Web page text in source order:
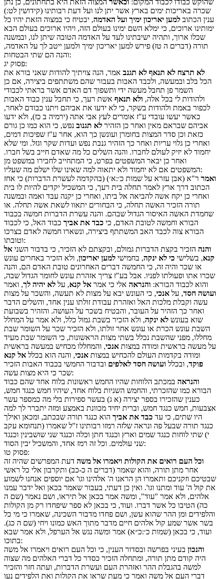
שהוקש כבודו לכבוד המקום: וכאשר המצוה הזאת היא בתחתונים, כן נתן
שכרה באריכות ימים בארץ אשר יתן לנו ועל דעת רבותינו (קידושין לט:)
ענין הכתוב למען יאריכון ימיך ועל האדמה, יבטיח כי במצוה הזאת יהיו כל
ימותינו ארוכים, כי ימלא השם ימינו בעולם הזה, ויהיו ארוכים בעולם הבא
שכלו ארוך, ותהיה ישיבתינו לעד על האדמה הטובה שיתן לנו, ובמשנה
תורה (דברים ה טז) פירש למען יאריכון ימיך ולמען ייטב לך על האדמה,
והנה הם שתי הבטחות:
פסוק יג
:
לא תרצח לא תנאף לא תגנב אמר, הנה צויתיך להודות שאני בורא את
הכל בלב ובמעשה, ולכבד האבות בעבור שהם משתתפים ביצירה, אם כן
השמר פן תחבל מעשה ידי ותשפוך דם האדם אשר בראתי לכבודי
ולהודות לי בכל אלה, ולא תנאף אשת רעך, כי תחבל ענין כבוד האבות
לכפור באמת ולהודות בשקר, כי לא ידעו את אביהם ויתנו כבודם לאחר,
כאשר יעשו עובדי ע"ז אומרים לעץ אבי אתה (ירמיה ב כז), ולא ידעו
אביהם שבראם מאין ואחר כן הזהיר לא תגנוב נפש, כי הוא כמו כן גורם
כזאת וכן סדר המצות בחומרן ועונשן כך הוא, אחר ע"ז שפיכות דמים,
ואחרי כן גלוי עריות ואחר כך הזהיר גנבת נפש ועדות שקר וגזל. ומי שלא
יחמוד לא יזיק לעולם לחברו. והנה השלים כל מה שאדם חייב בשל חברו.
ואחר כן יבאר המשפטים בפרט, כי המתחייב לחבירו במשפט מן
המשפטים אם לא יחמוד ולא יתאוה למה שאינו שלו ישלם מה שעליו:
ואמר ר"א (אבן עזרא על שמות כ׳:א׳) (בהקדמה לעשרת הדברות) כי אחז
הכתוב דרך ארץ לאמר תחלה בית רעך, כי המשכיל יקדים להיות לו בית
ואחרי כן יקח אשה להביאה אל ביתו, ואחרי כן יקנה עבד ואמה ובמשנה
תורה הזכיר האשה תחלה, כי הבחורים יתאוו לשאת אשה תחלה. או
שחמדת האשה האיסור הגדול שבהם. והנה עשרת הדברות חמשה בכבוד
הבורא וחמשה לטובת האדם, כי כבד את אביך כבוד האל, כי לכבוד
הבורא צוה לכבד האב המשתתף ביצירה, ונשארו חמשה לאדם בצרכו
וטובתו:
והנה הזכיר בקצת הדברות גמולם, ובקצתם לא הזכיר, כי בדבור השני אל
קנא, בשלישי כי לא ינקה, בחמישי למען יאריכון, ולא הזכיר באחרים עונש
או שכר והיה זה, כי החמשה דברים האחרונים טובת האדם הם, והנה
שכרו אתו ופעולתו לפניו. אבל בע"ז צריך אזהרת עונש לחומר הגדול שבה,
והוא לכבוד הבורא: והנראה אלי כי אמר אל קנא, על לא יהיה לך, ואמר
ועושה חסד, על אנכי, כי העונש יבא על מצות לא תעשה, והשכר על מצות
עשה וקבלת מלכות האל ואזהרת עבודת זולתו ענין אחד, והשלים הדבר
ואחר כך הזהיר על העובר, והבטיח בשכר על העושה. והזהיר בשבועת
שוא בעונש לא ינקה, ולא הזכיר בשבת גמול כלל, ולא אמר על המחלל
השבת עונש הכרת או עונש אחר זולתו, ולא הזכיר שכר על השומר שבת
מחללו, מפני שהשבת נכלל בשתי מצות הראשונות, כי השומר שבת מעיד
על מעשה בראשית ומודה במצות אנכי, והמחללו מכחיש במעשה בראשית
ומודה בקדמות העולם להכחיש במצות אנכי, והנה הוא בכלל אל קנא
פוקד, ובכלל ועושה חסד לאלפים ובדבור החמשי בכבוד האבות הזכיר
שכר כי היא מצות עשה:
והנראה במכתב הלוחות שהיו החמש ראשונות בלוח אחד שהם כבוד
הבורא כמו שהזכרתי, והחמש השניות בלוח אחד, שיהיו חמש כנגד חמש,
כענין שהזכירו בספר יצירה (א ג) בעשר ספירות בלי מה כמספר עשר
אצבעות, חמש כנגד חמש, וברית יחיד מכוונת באמצע ומזה יתברר לך למה
היו שתים, כי עד כבד את אביך הוא כנגד תורה שבכתב, ומכאן ואילך
כנגד תורה שבעל פה ונראה שלזה רמזו רבותינו ז"ל שאמרו (תנחומא עקב
י) שתי לוחות כנגד שמים וארץ וכנגד חתן וכלה וכנגד שני שושבינין וכנגד
שני עולמים. וכל זה רמז אחד, והמשכיל יבין הסוד:
פסוק טו
:
וכל העם רואים את הקולות ויאמרו אל משה דעת המפרשים שהיה זה
אחר מתן תורה, והוא שאמר (דברים ה כ-כב) ותקרבון אלי כל ראשי
שבטיכם וזקניכם ותאמרו הן הראנו ה' אלהינו וגו' אם יוספים אנחנו לשמוע
את קול ה' עוד ומתנו וגו'. ואין כן דעתי, בעבור שאמר בכאן ואל ידבר עמנו
אלהים, ולא אמר "עוד", ומשה אמר בכאן אל תיראו, ושם נאמר (שם ה
כה) הטיבו כל אשר דברו. ועוד, כי בכאן לא ספר שיפחדו רק מן הקולות
והלפידים ומן ההר שהוא עשן, ושם פחדו מדבור השכינה, שאמרו כי מי כל
בשר אשר שמע קול אלהים חיים מדבר מתוך האש כמונו ויחי (שם ה כג).
ועוד, כי בכאן (שמות כ׳:כ״א) אמר ומשה נגש אל הערפל, ולא אמר שבא
בתוכו:
והנכון בעיני בפרשה ובסדור הענין, כי וכל העם רואים ויאמרו אל משה
היה קודם מתן תורה, ומתחלה הזכיר כסדר כל דברי האלהים מה שצוה
למשה בהגבלת ההר ואזהרת העם ועשרת הדברות, ועתה חזר והזכיר
דברי העם אל משה ואמר כי מעת שראו את הקולות ואת הלפידים נעו